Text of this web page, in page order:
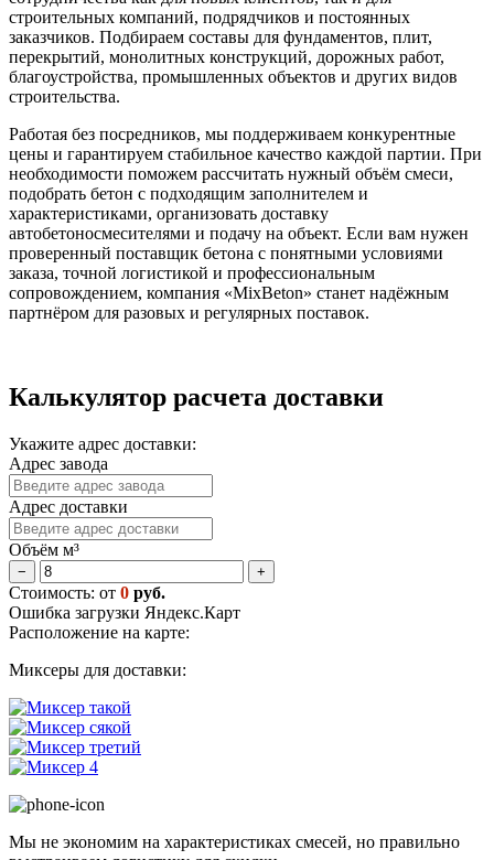
строительных компаний, подрядчиков и постоянных
заказчиков. Подбираем составы для фундаментов, плит,
перекрытий, монолитных конструкций, дорожных работ,
благоустройства, промышленных объектов и других видов
строительства.
Работая без посредников, мы поддерживаем конкурентные
цены и гарантируем стабильное качество каждой партии. При
необходимости поможем рассчитать нужный объём смеси,
подобрать бетон с подходящим заполнителем и
характеристиками, организовать доставку
автобетоносмесителями и подачу на объект. Если вам нужен
проверенный поставщик бетона с понятными условиями
заказа, точной логистикой и профессиональным
сопровождением, компания «MixBeton» станет надёжным
партнёром для разовых и регулярных поставок.
Калькулятор расчета доставки
Укажите адрес доставки:
Адрес завода
Адрес доставки
Объём м³
− +
Стоимость: от 0 руб.
Ошибка загрузки Яндекс.Карт
Расположение на карте:
Миксеры для доставки:
Мы не экономим на характеристиках смесей, но правильно